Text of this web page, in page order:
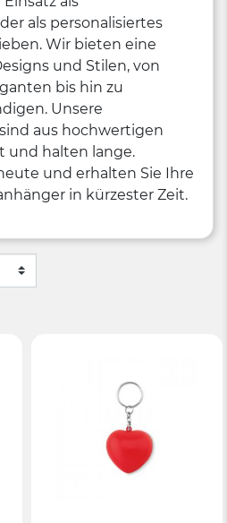
als personalisiertes
Wir bieten eine
und Stilen, von
bis hin zu
Unsere
aus hochwertigen
und halten lange.
und erhalten Sie Ihre
in kürzester Zeit.